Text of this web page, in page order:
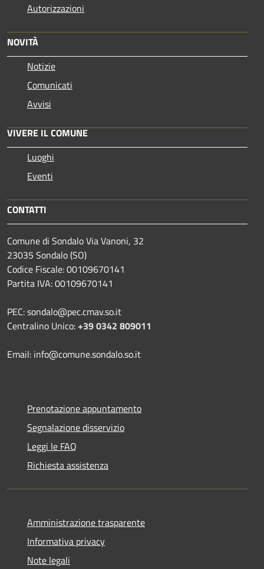
Autorizzazioni
NOVITÀ
Notizie
Comunicati
Avvisi
VIVERE IL COMUNE
Luoghi
Eventi
CONTATTI
Comune di Sondalo Via Vanoni, 32
23035 Sondalo (SO)
Codice Fiscale: 00109670141
Partita IVA: 00109670141
PEC: sondalo@pec.cmav.so.it
Centralino Unico:+39 0342 809011
Email: info@comune.sondalo.so.it
Prenotazione appuntamento
Segnalazione disservizio
Leggi le FAQ
Richiesta assistenza
Amministrazione trasparente
Informativa privacy
Note legali